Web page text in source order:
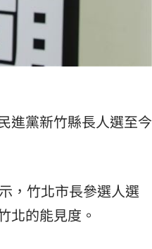
進黨新竹縣長人選至今
，竹北市長參選人選
北的能見度。